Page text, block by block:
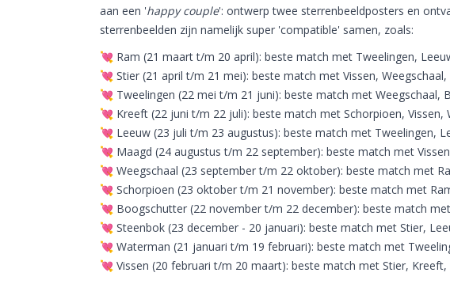
aan een 'happy couple': ontwerp twee sterrenbeeldposters en
sterrenbeelden zijn namelijk super 'compatible' samen, zoals:
💘 Ram (21 maart t/m 20 april): beste match met Tweelingen,
💘 Stier (21 april t/m 21 mei): beste match met Vissen,
💘 Tweelingen (22 mei t/m 21 juni): beste match met Weegschaal,
💘 Kreeft (22 juni t/m 22 juli): beste match met Schorpioen, Vissen,
💘 Leeuw (23 juli t/m 23 augustus): beste match met Tweelingen,
💘 Maagd (24 augustus t/m 22 september): beste match met
💘 Weegschaal (23 september t/m 22 oktober): beste match met
💘 Schorpioen (23 oktober t/m 21 november): beste match met
💘 Boogschutter (22 november t/m 22 december): beste match
💘 Steenbok (23 december - 20 januari): beste match met Stier,
💘 Waterman (21 januari t/m 19 februari): beste match met
💘 Vissen (20 februari t/m 20 maart): beste match met Stier,